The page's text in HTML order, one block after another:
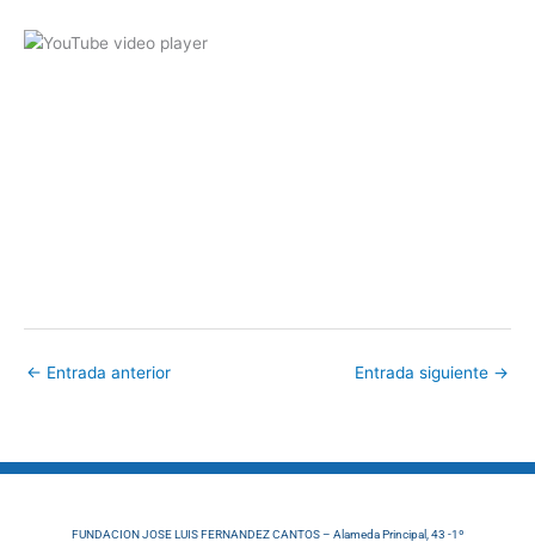
← Entrada anterior Entrada siguiente →
FUNDACION JOSE LUIS FERNANDEZ CANTOS – Alameda Principal, 43 -1º